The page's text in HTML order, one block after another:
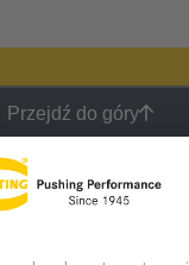
Przejdź do góry